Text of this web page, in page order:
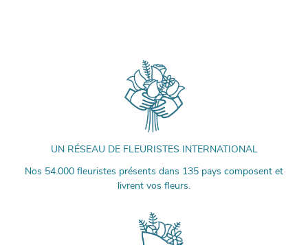
UN RÉSEAU DE FLEURISTES INTERNATIONAL
Nos 54.000 fleuristes présents dans 135 pays composent et
livrent vos fleurs.